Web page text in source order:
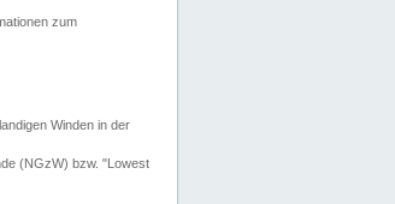
zum
Winden in der
(NGzW) bzw. "Lowest